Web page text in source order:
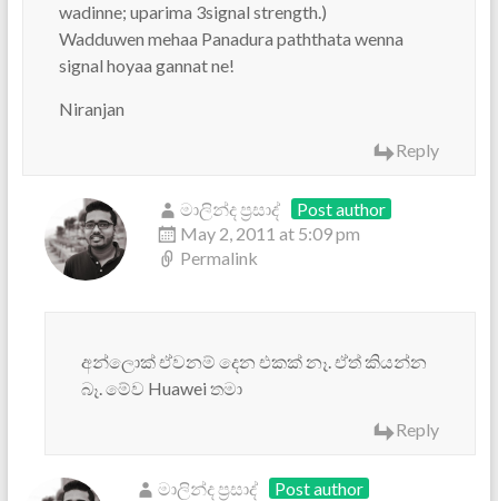
wadinne; uparima 3signal strength.)
Wadduwen mehaa Panadura paththata wenna
signal hoyaa gannat ne!
Niranjan
Reply
මාලින්ද ප්‍රසාද්
Post author
May 2, 2011 at 5:09 pm
Permalink
අන්ලොක් ඒවනම් දෙන එකක් නෑ. ඒත් කියන්න
බෑ. මේව Huawei තමා
Reply
මාලින්ද ප්‍රසාද්
Post author